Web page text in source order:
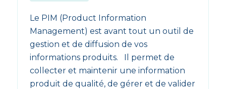
Le PIM (Product Information
Management) est avant tout un outil de
gestion et de diffusion de vos
informations produits. Il permet de
collecter et maintenir une information
produit de qualité, de gérer et de valider